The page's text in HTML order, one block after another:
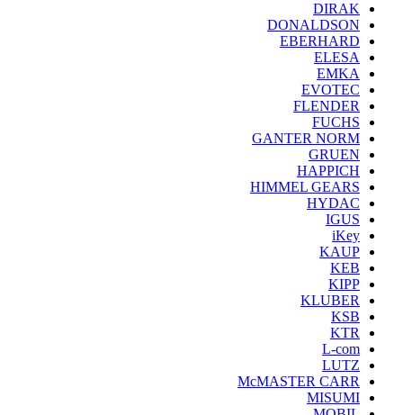
DIRAK
DONALDSON
EBERHARD
ELESA
EMKA
EVOTEC
FLENDER
FUCHS
GANTER NORM
GRUEN
HAPPICH
HIMMEL GEARS
HYDAC
IGUS
iKey
KAUP
KEB
KIPP
KLUBER
KSB
KTR
L-com
LUTZ
McMASTER CARR
MISUMI